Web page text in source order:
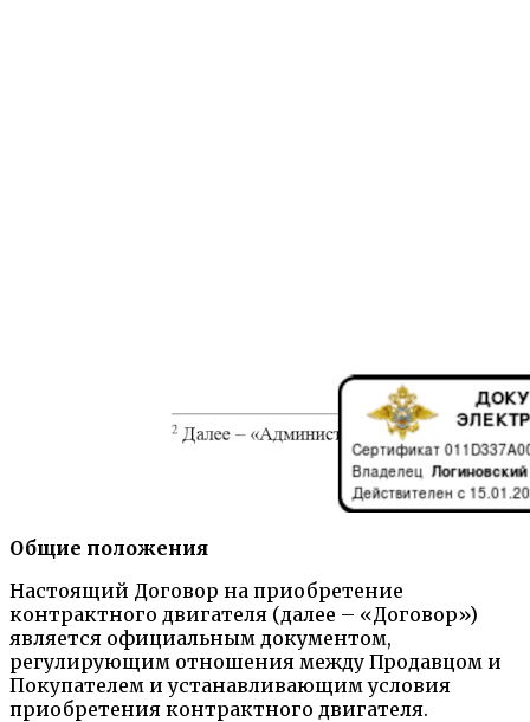
Общие положения
Настоящий Договор на приобретение
контрактного двигателя (далее – «Договор»)
является официальным документом,
регулирующим отношения между Продавцом и
Покупателем и устанавливающим условия
приобретения контрактного двигателя.